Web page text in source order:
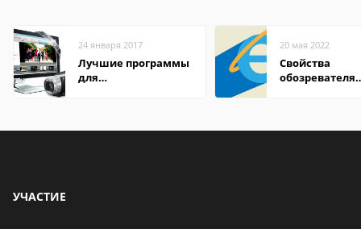
24 января 2017
Лучшие программы
для
20 мая 2022
Свойства
обозревателя
УЧАСТИЕ